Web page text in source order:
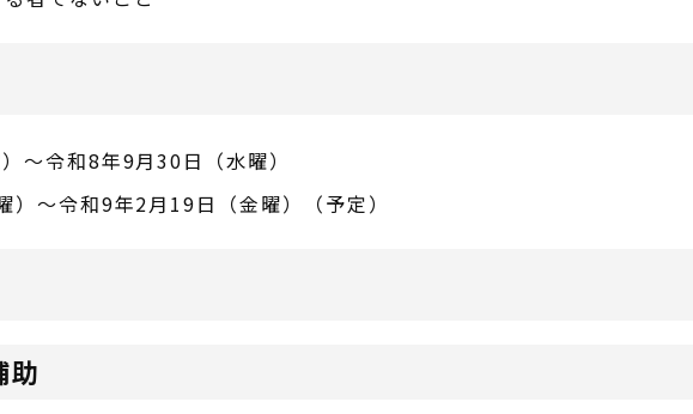
～令和8年9月30日（水曜）
～令和9年2月19日（金曜）（予定）
助